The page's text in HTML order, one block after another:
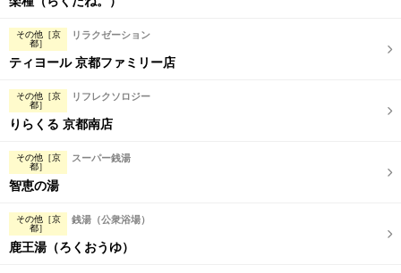
その他［京
都］
リラクゼーション
ティヨール 京都ファミリー店
その他［京
都］
リフレクソロジー
りらくる 京都南店
その他［京
都］
スーパー銭湯
智恵の湯
その他［京
都］
銭湯（公衆浴場）
鹿王湯（ろくおうゆ）